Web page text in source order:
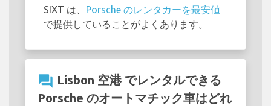
SIXT は、 Porsche のレンタカーを最安値
で提供していることがよくあります。
question_answer Lisbon 空港 でレンタルできる
Porsche のオートマチック車はどれ